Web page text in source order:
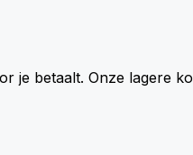
je betaalt. Onze lagere